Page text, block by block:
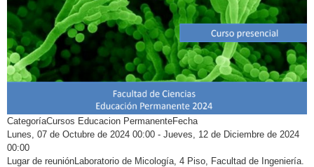
CategoríaCursos Educacion PermanenteFecha
Lunes, 07 de Octubre de 2024 00:00 - Jueves, 12 de Diciembre de 2024
00:00
Lugar de reuniónLaboratorio de Micología, 4 Piso, Facultad de Ingeniería.